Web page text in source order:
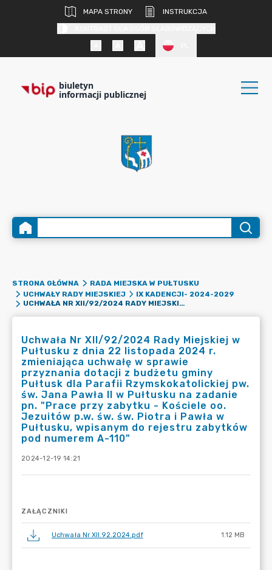
MAPA STRONY
INSTRUKCJA
biuletyn
informacji publicznej
STRONA GŁÓWNA
RADA MIEJSKA W PUŁTUSKU
UCHWAŁY RADY MIEJSKIEJ
IX KADENCJI- 2024-2029
UCHWAŁA NR XII/92/2024 RADY MIEJSKIEJ W PUŁTUSKU Z DNIA 22 LISTOPADA 2024 R. ZMIENIAJĄCA UCHWAŁĘ W SPRAWIE PRZYZNANIA DOTACJI Z BUDŻETU GMINY PUŁTUSK DLA PARAFII RZYMSKOKATOLICKIEJ PW. ŚW. JANA PAWŁA II W PUŁTUSKU NA ZADANIE PN. "PRACE PRZY ZABYTKU - KOŚCIELE OO. JEZUITÓW P.W. ŚW. ŚW. PIOTRA I PAWŁA W PUŁTUSKU, WPISANYM DO REJESTRU ZABYTKÓW POD NUMEREM A-110"
Uchwała Nr XII/92/2024 Rady Miejskiej w
Pułtusku z dnia 22 listopada 2024 r.
zmieniająca uchwałę w sprawie
przyznania dotacji z budżetu gminy
Pułtusk dla Parafii Rzymskokatolickiej pw.
św. Jana Pawła II w Pułtusku na zadanie
pn. "Prace przy zabytku - Kościele oo.
Jezuitów p.w. św. św. Piotra i Pawła w
Pułtusku, wpisanym do rejestru zabytków
pod numerem A-110"
2024-12-19 14:21
ZAŁĄCZNIKI
Uchwała Nr XII.92.2024.pdf 1.12 MB